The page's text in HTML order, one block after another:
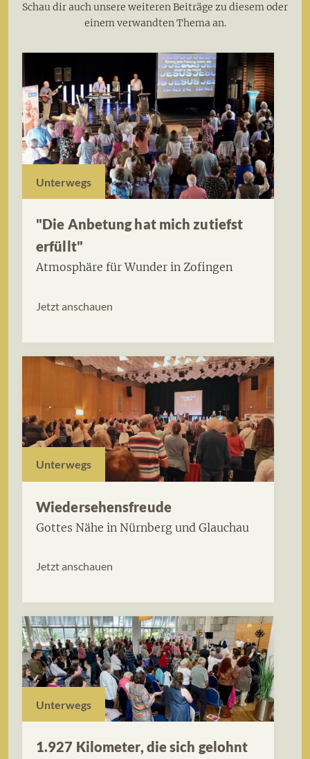
Schau dir auch unsere weiteren Beiträge zu diesem oder
einem verwandten Thema an.
Unterwegs
"Die Anbetung hat mich zutiefst
erfüllt"
Atmosphäre für Wunder in Zofingen
Jetzt anschauen
Unterwegs
Wiedersehensfreude
Gottes Nähe in Nürnberg und Glauchau
Jetzt anschauen
Unterwegs
1.927 Kilometer, die sich gelohnt